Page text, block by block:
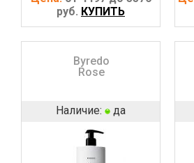
руб. КУПИТЬ
Byredo
Rose
Наличие: да